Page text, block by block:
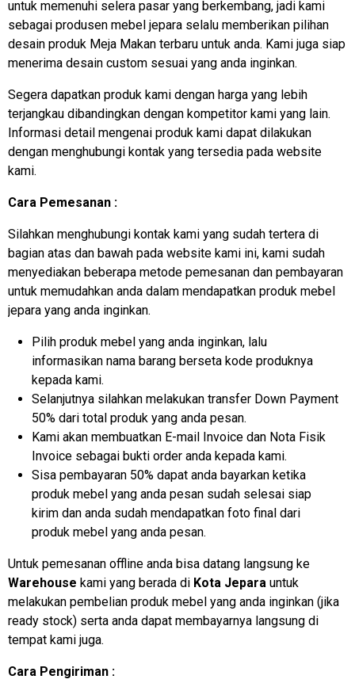
untuk memenuhi selera pasar yang berkembang, jadi kami
sebagai produsen mebel jepara selalu memberikan pilihan
desain produk Meja Makan terbaru untuk anda. Kami juga siap
menerima desain custom sesuai yang anda inginkan.
Segera dapatkan produk kami dengan harga yang lebih
terjangkau dibandingkan dengan kompetitor kami yang lain.
Informasi detail mengenai produk kami dapat dilakukan
dengan menghubungi kontak yang tersedia pada website
kami.
Cara Pemesanan :
Silahkan menghubungi kontak kami yang sudah tertera di
bagian atas dan bawah pada website kami ini, kami sudah
menyediakan beberapa metode pemesanan dan pembayaran
untuk memudahkan anda dalam mendapatkan produk mebel
jepara yang anda inginkan.
Pilih produk mebel yang anda inginkan, lalu
informasikan nama barang berseta kode produknya
kepada kami.
Selanjutnya silahkan melakukan transfer Down Payment
50% dari total produk yang anda pesan.
Kami akan membuatkan E-mail Invoice dan Nota Fisik
Invoice sebagai bukti order anda kepada kami.
Sisa pembayaran 50% dapat anda bayarkan ketika
produk mebel yang anda pesan sudah selesai siap
kirim dan anda sudah mendapatkan foto final dari
produk mebel yang anda pesan.
Untuk pemesanan offline anda bisa datang langsung ke
Warehouse kami yang berada di Kota Jepara untuk
melakukan pembelian produk mebel yang anda inginkan (jika
ready stock) serta anda dapat membayarnya langsung di
tempat kami juga.
Cara Pengiriman :